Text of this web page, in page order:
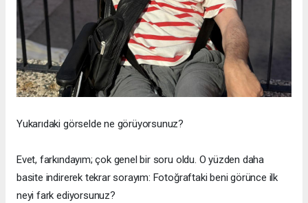
Yukarıdaki görselde ne görüyorsunuz?
Evet, farkındayım; çok genel bir soru oldu. O yüzden daha
basite indirerek tekrar sorayım: Fotoğraftaki beni görünce ilk
neyi fark ediyorsunuz?